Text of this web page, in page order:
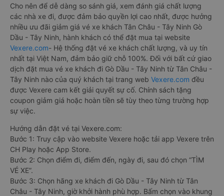
Cho nên để dễ dàng so sánh giá, xem đánh giá chất lượng
các nhà xe đi, được đảm bảo quyền lợi cao nhất, được hưởng
nhiều ưu đãi giảm giá vé xe khách Tân Châu - Tây Ninh Gò
Dầu - Tây Ninh, hành khách có thể đặt mua tại website
Vexere.com- Hệ thống đặt vé xe khách chất lượng, và uy tín
nhất tại Việt Nam, đảm bảo giữ chỗ 100%. Đối với bất cứ giao
dịch đặt mua vé xe khách đi Gò Dầu - Tây Ninh từ Tân Châu -
Tây Ninh nào của quý khách tại trang web Vexere.com đều
được Vexere cam kết giải quyết sự cố. Chính sách tặng
coupon giảm giá hoặc hoàn tiền sẽ tùy theo từng trường hợp
sự việc.
Hướng dẫn đặt vé tại Vexere.com:
Bước 1: Truy cập vào website Vexere hoặc tải app Vexere trên
CH Play hoặc App Store.
Bước 2: Chọn điểm đi, điểm đến, ngày đi, sau đó chọn “TÌM
VÉ XE”.
Bước 3: Chọn hãng xe khách đi Gò Dầu - Tây Ninh từ Tân
Châu - Tây Ninh, giờ khởi hành phù hợp. Bấm chọn vào khung